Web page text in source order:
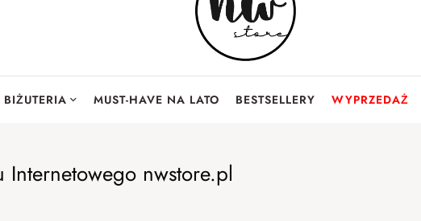
BIŻUTERIA MUST-HAVE NA LATO BESTSELLERY WYPRZEDAŻ
Internetowego nwstore.pl